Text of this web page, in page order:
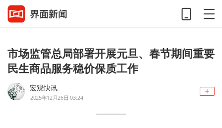
市场监管总局部署开展元旦、春节期间重要
民生商品服务稳价保质工作
宏观快讯
2025年12月26日 03:24